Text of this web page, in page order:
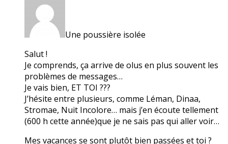
Une poussière isolée
Salut !
Je comprends, ça arrive de olus en plus souvent les
problèmes de messages…
Je vais bien, ET TOI ???
J’hésite entre plusieurs, comme Léman, Dinaa,
Stromae, Nuit Incolore… mais j’en écoute tellement
(600 h cette année)que je ne sais pas qui aller voir…
Mes vacances se sont plutôt bien passées et toi ?